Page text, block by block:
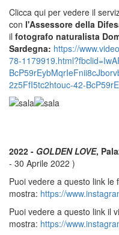
Clicca qui per vedere il
con l'Assessore della
il fotografo naturalista
Sardegna: https://
78-
2z5FfI5tc2htouc-42-
2022 - GOLDEN LOVE,
- 30 Aprile 2022 )
Puoi vedere a questo link le
mostra: https://
Puoi vedere a questo link il
mostra: https://